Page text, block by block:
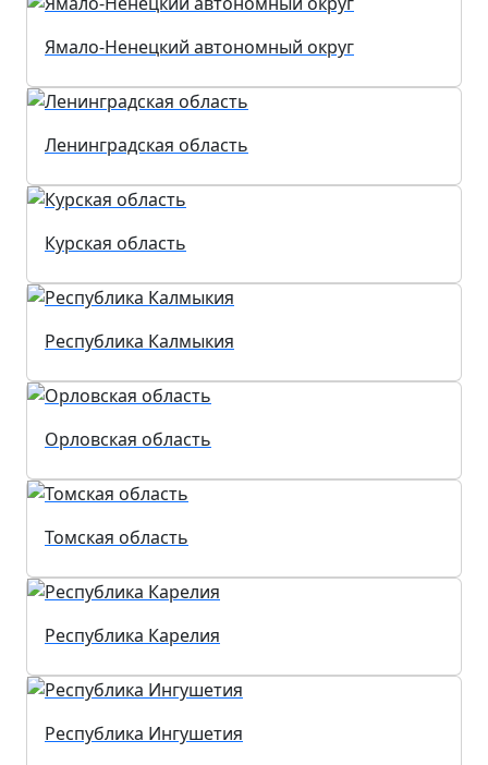
Ямало-Ненецкий автономный округ
Ленинградская область
Курская область
Республика Калмыкия
Орловская область
Томская область
Республика Карелия
Республика Ингушетия